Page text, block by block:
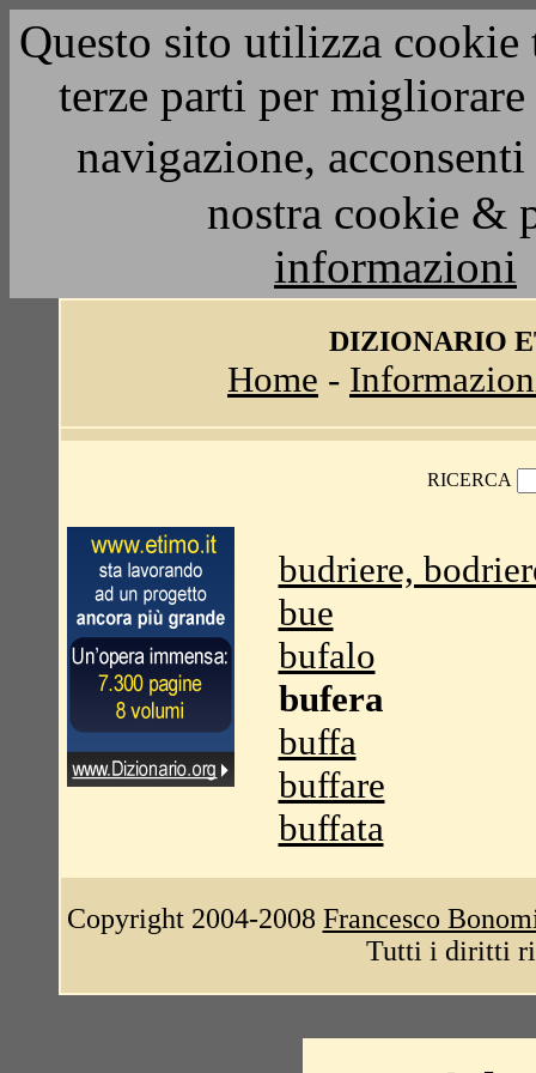
Questo sito utilizza
terze parti per
navigazione,
nostra cookie &
informazioni
DIZIONARIO
Home -
RICERCA
budriere,
bue
bufalo
bufera
buffa
buffare
buffata
Copyright 2004-2008 Francesco
Tutti i diritti